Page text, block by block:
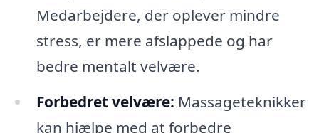
Medarbejdere, der oplever mindre
stress, er mere afslappede og har
bedre mentalt velvære.
Forbedret velvære: Massageteknikker
kan hjælpe med at forbedre